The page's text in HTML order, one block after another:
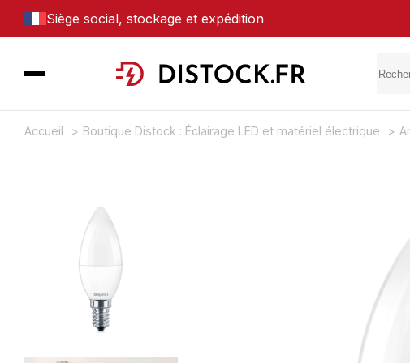
Siège social, stockage et expédition
Accueil Boutique Distock : Éclairage LED et matériel électrique